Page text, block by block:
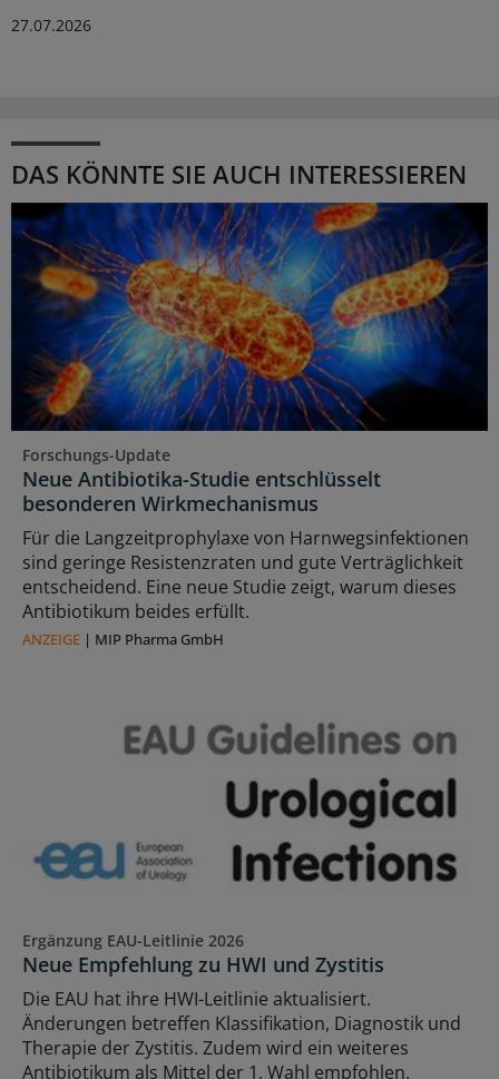
27.07.2026
DAS KÖNNTE SIE AUCH INTERESSIEREN
Forschungs-Update
Neue Antibiotika-Studie entschlüsselt
besonderen Wirkmechanismus
Für die Langzeitprophylaxe von Harnwegsinfektionen
sind geringe Resistenzraten und gute Verträglichkeit
entscheidend. Eine neue Studie zeigt, warum dieses
Antibiotikum beides erfüllt.
ANZEIGE | MIP Pharma GmbH
Ergänzung EAU-Leitlinie 2026
Neue Empfehlung zu HWI und Zystitis
Die EAU hat ihre HWI-Leitlinie aktualisiert.
Änderungen betreffen Klassifikation, Diagnostik und
Therapie der Zystitis. Zudem wird ein weiteres
Antibiotikum als Mittel der 1. Wahl empfohlen.